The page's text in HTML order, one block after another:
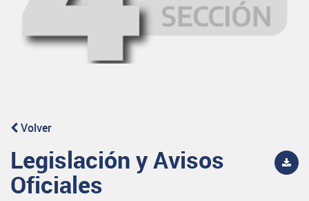
Volver
Legislación y Avisos
Oficiales